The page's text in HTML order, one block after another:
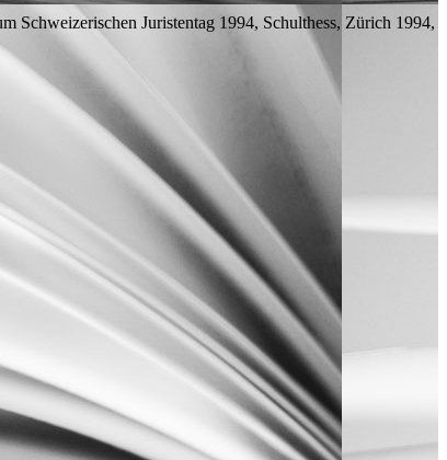
Schweizerischen Juristentag 1994, Schulthess, Zürich 1994,